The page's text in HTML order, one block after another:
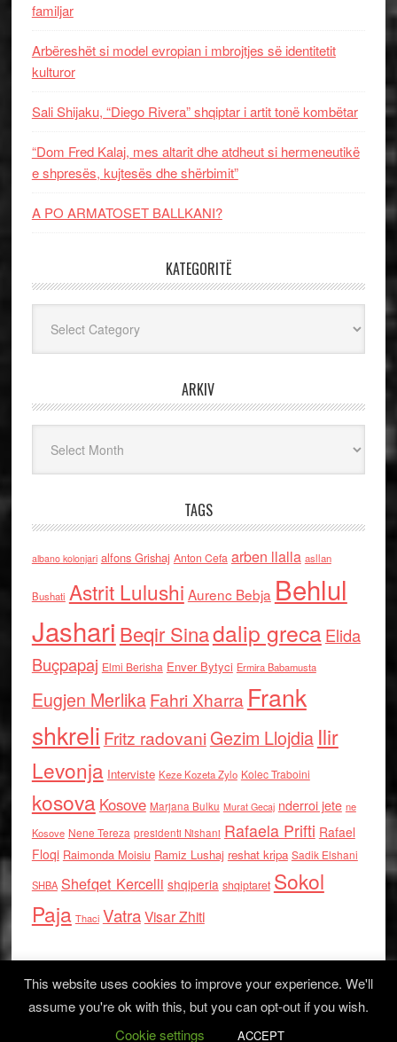
familjar
Arbëreshët si model evropian i mbrojtjes së identitetit
kulturor
Sali Shijaku, “Diego Rivera” shqiptar i artit tonë kombëtar
“Dom Fred Kalaj, mes altarit dhe atdheut si hermeneutikë
e shpresës, kujtesës dhe shërbimit”
A PO ARMATOSET BALLKANI?
KATEGORITË
ARKIV
TAGS
albano kolonjari alfons Grishaj Anton Cefa arben llalla asllan
Bushati Astrit Lulushi Aurenc Bebja Behlul
Jashari Beqir Sinadalip grecaElida
Buçpapaj Elmi Berisha Enver Bytyci Ermira Babamusta
Eugjen MerlikaFahri Xharra Frank
shkreli Fritz radovaniGezim Llojdia Ilir
Levonja Interviste Keze Kozeta Zylo Kolec Traboini
kosova Kosove Marjana Bulku Murat Gecaj nderroi jete ne
Kosove Nene Tereza presidenti Nishani Rafaela Prifti Rafael
Floqi Raimonda Moisiu Ramiz Lushaj reshat kripa Sadik Elshani
SHBA Shefqet Kercelli shqiperia shqiptaret Sokol
Paja Thaci VatraVisar Zhiti
Log in
This website uses cookies to improve your experience. We'll
assume you're ok with this, but you can opt-out if you wish.
Cookie settings
ACCEPT